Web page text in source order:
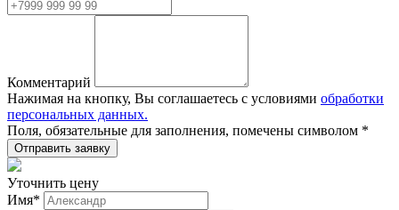
Комментарий
Нажимая на кнопку, Вы соглашаетесь с условиями обработки
персональных данных.
Поля, обязательные для заполнения, помечены символом *
Уточнить цену
Имя*